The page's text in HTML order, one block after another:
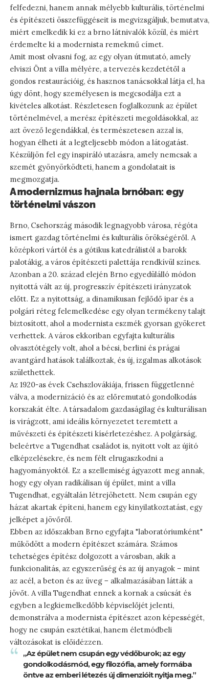
felfedezni, hanem annak mélyebb kulturális, történelmi
és építészeti összefüggéseit is megvizsgáljuk, bemutatva,
miért emelkedik ki ez a brno látnivalók közül, és miért
érdemelte ki a modernista remekmű címet.
Amit most olvasni fog, az egy olyan útmutató, amely
elviszi Önt a villa mélyére, a tervezés kezdetétől a
gondos restaurációig, és hasznos tanácsokkal látja el, ha
úgy dönt, hogy személyesen is megcsodálja ezt a
kivételes alkotást. Részletesen foglalkozunk az épület
történelmével, a merész építészeti megoldásokkal, az
azt övező legendákkal, és természetesen azzal is,
hogyan élheti át a legteljesebb módon a látogatást.
Készüljön fel egy inspiráló utazásra, amely nemcsak a
szemét gyönyörködteti, hanem a gondolatait is
megmozgatja.
A modernizmus hajnala brnóban: egy
történelmi vászon
Brno, Csehország második legnagyobb városa, régóta
ismert gazdag történelmi és kulturális örökségéről. A
középkori vártól és a gótikus katedrálistól a barokk
palotákig, a város építészeti palettája rendkívül színes.
Azonban a 20. század elején Brno egyedülálló módon
nyitottá vált az új, progresszív építészeti irányzatok
előtt. Ez a nyitottság, a dinamikusan fejlődő ipar és a
polgári réteg felemelkedése egy olyan termékeny talajt
biztosított, ahol a modernista eszmék gyorsan gyökeret
verhettek. A város ekkoriban egyfajta kulturális
olvasztótégely volt, ahol a bécsi, berlini és prágai
avantgárd hatások találkoztak, és új, izgalmas alkotások
születhettek.
Az 1920-as évek Csehszlovákiája, frissen függetlenné
válva, a modernizáció és az előremutató gondolkodás
korszakát élte. A társadalom gazdaságilag és kulturálisan
is virágzott, ami ideális környezetet teremtett a
művészeti és építészeti kísérletezéshez. A polgárság,
beleértve a Tugendhat családot is, nyitott volt az újító
elképzelésekre, és nem félt elrugaszkodni a
hagyományoktól. Ez a szellemiség ágyazott meg annak,
hogy egy olyan radikálisan új épület, mint a villa
Tugendhat, egyáltalán létrejöhetett. Nem csupán egy
házat akartak építeni, hanem egy kinyilatkoztatást, egy
jelképet a jövőről.
Ebben az időszakban Brno egyfajta "laboratóriumként"
működött a modern építészet számára. Számos
tehetséges építész dolgozott a városban, akik a
funkcionalitás, az egyszerűség és az új anyagok – mint
az acél, a beton és az üveg – alkalmazásában látták a
jövőt. A villa Tugendhat ennek a kornak a csúcsát és
egyben a legkiemelkedőbb képviselőjét jelenti,
demonstrálva a modernista építészet azon képességét,
hogy ne csupán esztétikai, hanem életmódbeli
változásokat is előidézzen.
„Az épület nem csupán egy védőburok; az egy
gondolkodásmód, egy filozófia, amely formába
öntve az emberi létezés új dimenzióit nyitja meg.”